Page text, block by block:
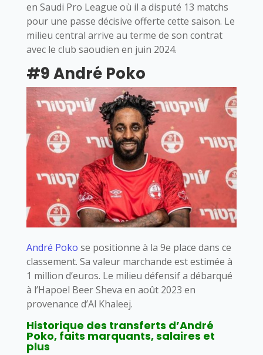
en Saudi Pro League où il a disputé 13 matchs
pour une passe décisive offerte cette saison. Le
milieu central arrive au terme de son contrat
avec le club saoudien en juin 2024.
#9 André Poko
André Poko se positionne à la 9e place dans ce
classement. Sa valeur marchande est estimée à
1 million d’euros. Le milieu défensif a débarqué
à l’Hapoel Beer Sheva en août 2023 en
provenance d’Al Khaleej.
Historique des transferts d’André
Poko, faits marquants, salaires et
plus